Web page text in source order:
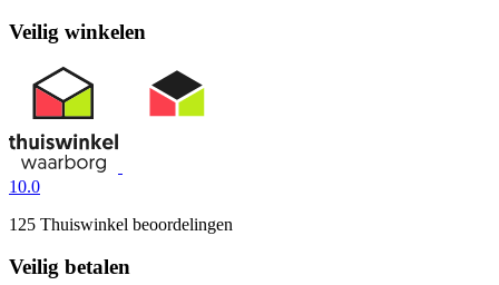
Veilig winkelen
10.0
125 Thuiswinkel beoordelingen
Veilig betalen